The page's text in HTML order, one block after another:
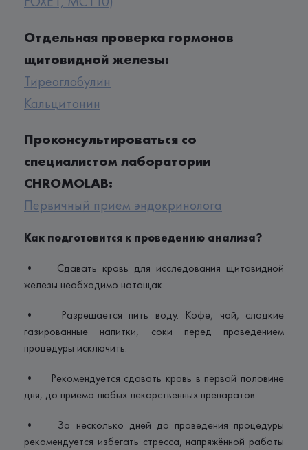
Отдельная проверка гормонов
щитовидной железы:
Тиреоглобулин
Кальцитонин
Проконсультироваться со
специалистом лаборатории
CHROMOLAB:
Первичный прием эндокринолога
Как подготовится к проведению анализа?
• Сдавать кровь для исследования щитовидной
железы необходимо натощак.
• Разрешается пить воду. Кофе, чай, сладкие
газированные напитки, соки перед проведением
процедуры исключить.
• Рекомендуется сдавать кровь в первой половине
дня, до приема любых лекарственных препаратов.
• За несколько дней до проведения процедуры
рекомендуется избегать стресса, напряжённой работы